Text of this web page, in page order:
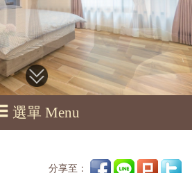
選單 Menu
分享至：